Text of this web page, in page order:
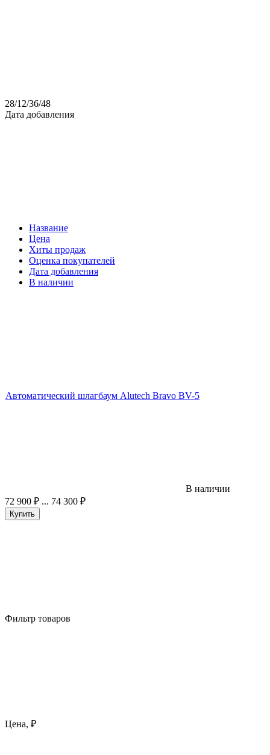
28/12/36/48
Дата добавления
Название
Цена
Хиты продаж
Оценка покупателей
Дата добавления
В наличии
Автоматический шлагбаум Alutech Bravo BV-5
В наличии
72 900 ₽ ... 74 300 ₽
Купить
Фильтр товаров
Цена, ₽